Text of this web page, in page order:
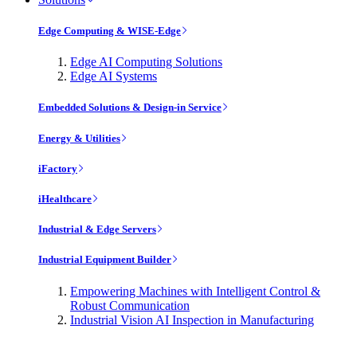
Edge Computing & WISE-Edge
Edge AI Computing Solutions
Edge AI Systems
Embedded Solutions & Design-in Service
Energy & Utilities
iFactory
iHealthcare
Industrial & Edge Servers
Industrial Equipment Builder
Empowering Machines with Intelligent Control &
Robust Communication
Industrial Vision AI Inspection in Manufacturing